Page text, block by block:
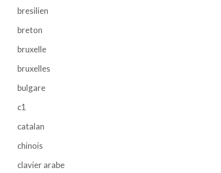
bresilien
breton
bruxelle
bruxelles
bulgare
c1
catalan
chinois
clavier arabe